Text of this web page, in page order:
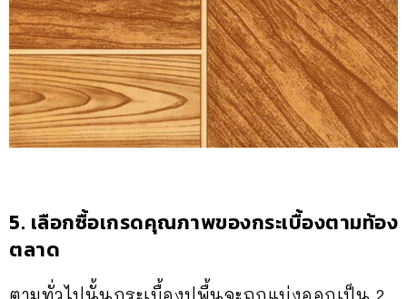
5. เลือกซื้อเกรดคุณภาพของกระเบื้องตามท้อง
ตลาด
ตามทั่วไปนั้นกระเบื้องปูพื้นจะถูกแบ่งออกเป็น 2